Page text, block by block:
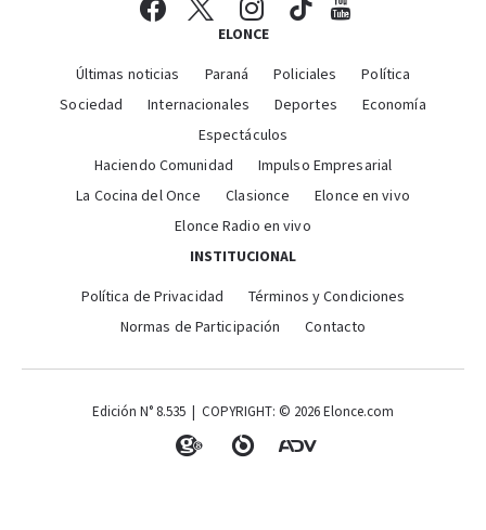
ELONCE
Últimas noticias Paraná Policiales
Política
Sociedad
Internacionales Deportes
Economía
Espectáculos
Haciendo Comunidad
Impulso Empresarial
La Cocina del Once
Clasionce
Elonce en vivo
Elonce Radio en vivo
INSTITUCIONAL
Política de Privacidad
Términos y Condiciones
Normas de Participación
Contacto
Edición N° 8.535 | COPYRIGHT: © 2026 Elonce.com